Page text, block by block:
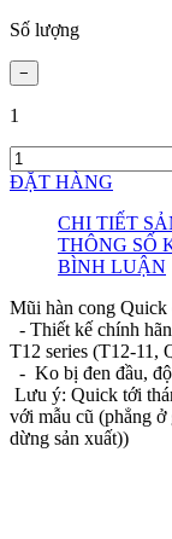
Số lượng
1
ĐẶT HÀNG
CHI TIẾT
THÔNG SỐ
BÌNH LUẬN
Mũi hàn cong Quick
- Thiết kế chính
T12 series (T12-11,
- Ko bị đen đầu,
Lưu ý: Quick tới
với mẫu cũ (phẳng ở
dừng sản xuất))